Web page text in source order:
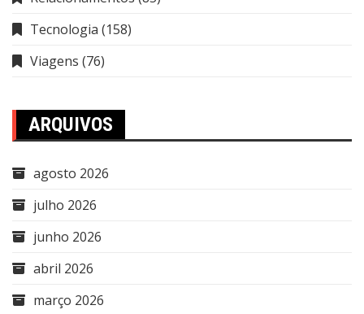
Tecnologia (158)
Viagens (76)
ARQUIVOS
agosto 2026
julho 2026
junho 2026
abril 2026
março 2026